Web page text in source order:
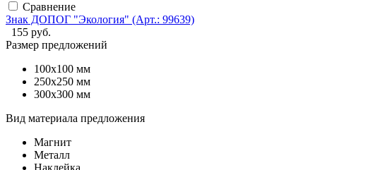
Сравнение
Знак ДОПОГ "Экология" (Арт.: 99639)
155 руб.
Размер предложений
100x100 мм
250x250 мм
300x300 мм
Вид материала предложения
Магнит
Металл